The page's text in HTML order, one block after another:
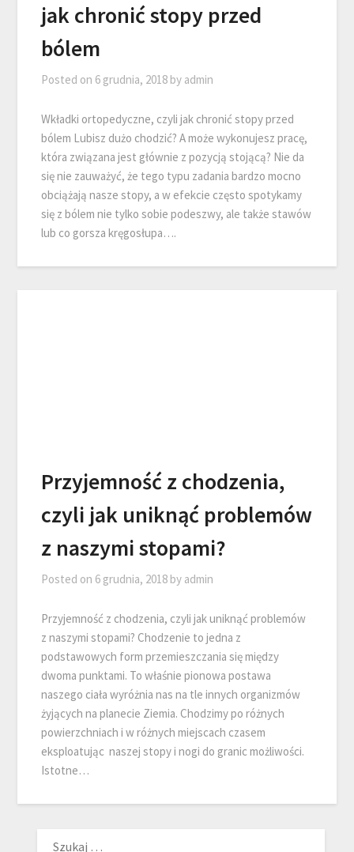
jak chronić stopy przed
bólem
Posted on 6 grudnia, 2018 by admin
Wkładki ortopedyczne, czyli jak chronić stopy przed
bólem Lubisz dużo chodzić? A może wykonujesz pracę,
która związana jest głównie z pozycją stojącą? Nie da
się nie zauważyć, że tego typu zadania bardzo mocno
obciążają nasze stopy, a w efekcie często spotykamy
się z bólem nie tylko sobie podeszwy, ale także stawów
lub co gorsza kręgosłupa….
Przyjemność z chodzenia,
czyli jak uniknąć problemów
z naszymi stopami?
Posted on 6 grudnia, 2018 by admin
Przyjemność z chodzenia, czyli jak uniknąć problemów
z naszymi stopami? Chodzenie to jedna z
podstawowych form przemieszczania się między
dwoma punktami. To właśnie pionowa postawa
naszego ciała wyróżnia nas na tle innych organizmów
żyjących na planecie Ziemia. Chodzimy po różnych
powierzchniach i w różnych miejscach czasem
eksploatując naszej stopy i nogi do granic możliwości.
Istotne…